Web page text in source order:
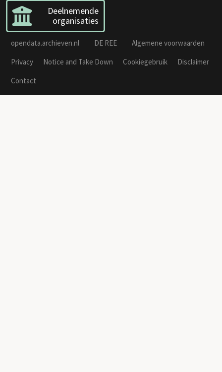
Deelnemende
organisaties
opendata.archieven.nl DE REE
Algemene voorwaarden
Privacy
Notice and Take Down Cookiegebruik
Disclaimer
Contact